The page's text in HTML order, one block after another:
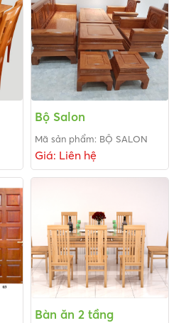
Bộ Salon
Mã sản phẩm: BỘ SALON
Giá: Liên hệ
Bàn ăn 2 tầng